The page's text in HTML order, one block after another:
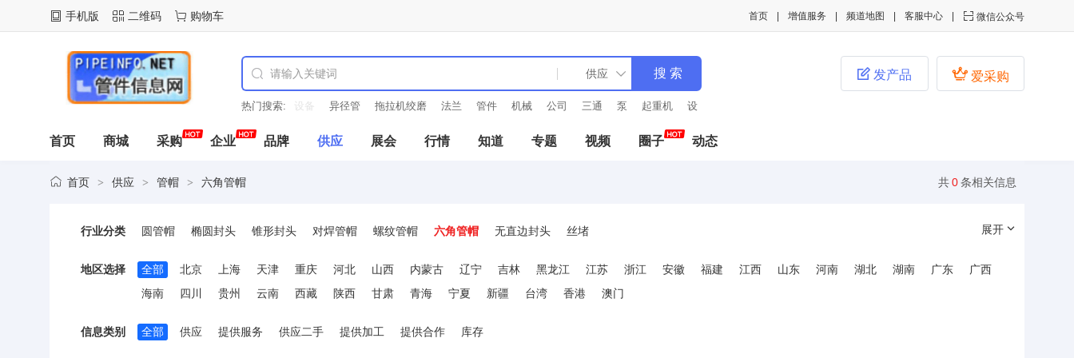
手机版 二维码 购物车  微信公众号
客服中心
频道地图
增值服务
首页
热门搜索: 异径管 拖拉机绞磨 法兰 管件 机械 公司 三通 泵 起重机 设备
 爱采购
 发产品
首页 商城 采购 企业 品牌 供应 展会 行情 知道 专题 视频 圈子 动态
共0条相关信息
首页 > 供应 > 管帽 > 六角管帽
行业分类 圆管帽 椭圆封头 锥形封头 对焊管帽 螺纹管帽 六角管帽 无直边封头 丝堵 展开
地区选择 全部 北京 上海 天津 重庆 河北 山西 内蒙古 辽宁 吉林 黑龙江 江苏 浙江 安徽 福建 江西 山东 河南 湖北 湖南 广东
广西
海南
四川 贵州 云南 西藏 陕西 甘肃 青海 宁夏 新疆 台湾 香港 澳门
信息类别 全部 供应 提供服务 供应二手 提供加工 提供合作 库存